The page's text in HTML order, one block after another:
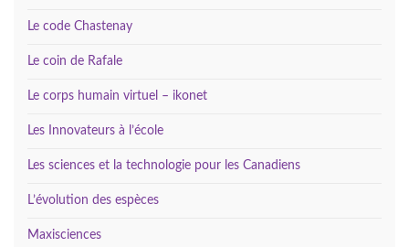
Le code Chastenay
Le coin de Rafale
Le corps humain virtuel – ikonet
Les Innovateurs à l’école
Les sciences et la technologie pour les Canadiens
L’évolution des espèces
Maxisciences